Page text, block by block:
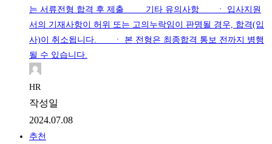
는 서류전형 합격 후 제출 기타 유의사항 ㆍ 입사지원
서의 기재사항이 허위 또는 고의누락임이 판명될 경우, 합격(입
사)이 취소됩니다. ㆍ 본 전형은 최종합격 통보 전까지 병행
될 수 있습니다.
HR
작성일
2024.07.08
추천